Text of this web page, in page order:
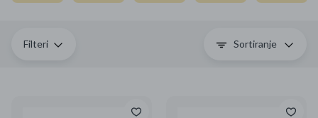
VRT I ALATI
Klik supermarket
Filteri Sortiranje